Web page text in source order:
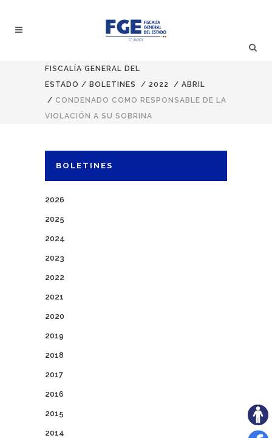
FISCALÍA GENERAL DEL
ESTADO / BOLETINES / 2022 / ABRIL
/ CONDENADO COMO RESPONSABLE DE LA
VIOLACIÓN A SU SOBRINA
BOLETINES
2026
2025
2024
2023
2022
2021
2020
2019
2018
2017
2016
2015
2014